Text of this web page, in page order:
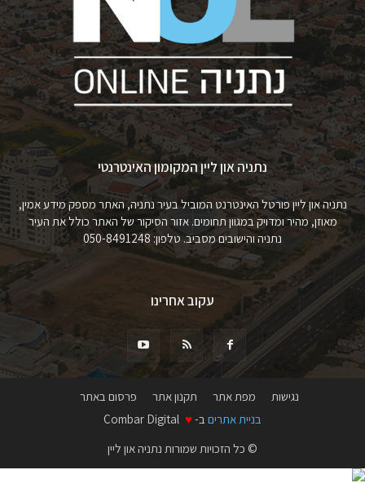
נתניה און ליין המקומון האינטרנטי
נתניה און ליין פורטל האינטרנט המוביל בעיר נתניה, האתר מספק מידע אמין,
מאוזן, מהיר ומדויק במגוון תחומים. אזור הסיקור של האתר כולל את העיר
נתניה והישובים מסביב. טלפון: 050-8491248
עקוב אחרינו
נגישות מפת אתר תקנון אתר
פרסום באתר
בניית אתרים ב- ♥
© כל הזכויות שמורות נתניה און ליין